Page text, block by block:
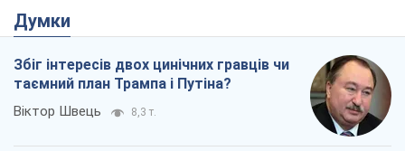
Думки
Збіг інтересів двох цинічних гравців чи
таємний план Трампа і Путіна?
Віктор Швець 8,3 т.